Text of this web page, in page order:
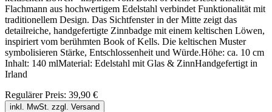
Flachmann aus hochwertigem Edelstahl verbindet Funktionalität mit
traditionellem Design. Das Sichtfenster in der Mitte zeigt das
detailreiche, handgefertigte Zinnbadge mit einem keltischen Löwen,
inspiriert vom berühmten Book of Kells. Die keltischen Muster
symbolisieren Stärke, Entschlossenheit und Würde.Höhe: ca. 10 cm
Inhalt: 140 mlMaterial: Edelstahl mit Glas & ZinnHandgefertigt in
Irland
Regulärer Preis: 39,90 €
inkl. MwSt. zzgl. Versand